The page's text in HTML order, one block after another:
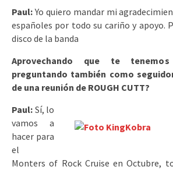
Paul:Yo quiero mandar mi
españoles por todo su cariño y apoyo.
disco de la banda
Aprovechando que te
preguntando también como
de una reunión de ROUGH CUTT?
Paul: Sí, lo
vamos a
hacer para
el
Monters of Rock Cruise en Octubre,